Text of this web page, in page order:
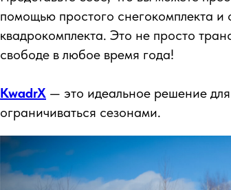
помощью простого снегокомплекта
квадрокомплекта. Это не просто
свободе в любое время года!
KwadrX — это идеальное решение для
ограничиваться сезонами.